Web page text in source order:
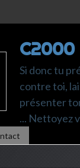
C2000
Si donc tu
contre toi,
présenter
... Nettoyez